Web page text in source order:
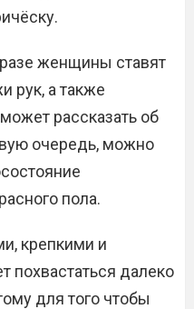
женщины ставят
рук, а также
рассказать об
очередь, можно
пола.
крепкими и
похвастаться далеко
для того чтобы